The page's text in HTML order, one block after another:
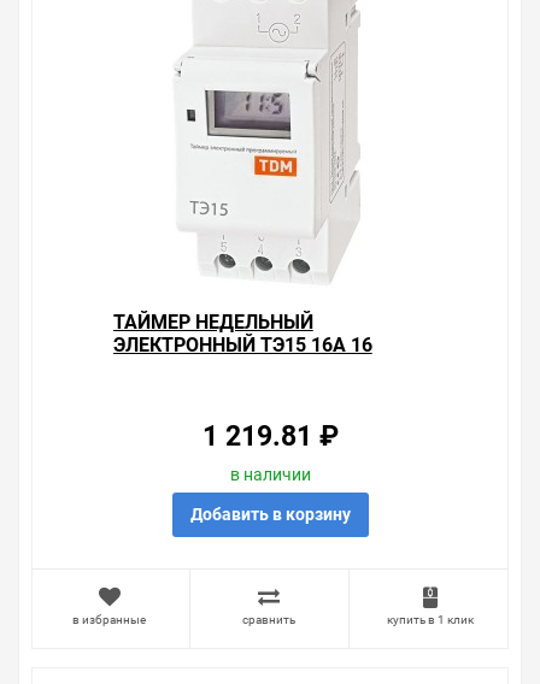
ТАЙМЕР НЕДЕЛЬНЫЙ
ЭЛЕКТРОННЫЙ ТЭ15 16А 16
1 219.81 ₽
в наличии
Добавить в корзину
в избранные сравнить купить в 1 клик